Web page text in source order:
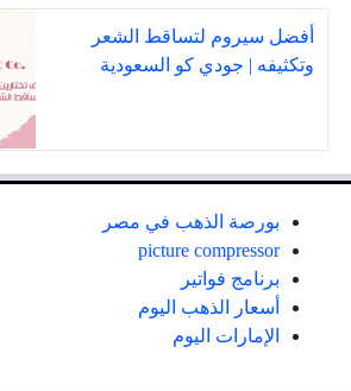
أفضل سيروم لتساقط الشعر
وتكثيفه | جودي كو السعودية
بورصة الذهب في مصر
picture compressor
برنامج فواتير
أسعار الذهب اليوم
الإمارات اليوم